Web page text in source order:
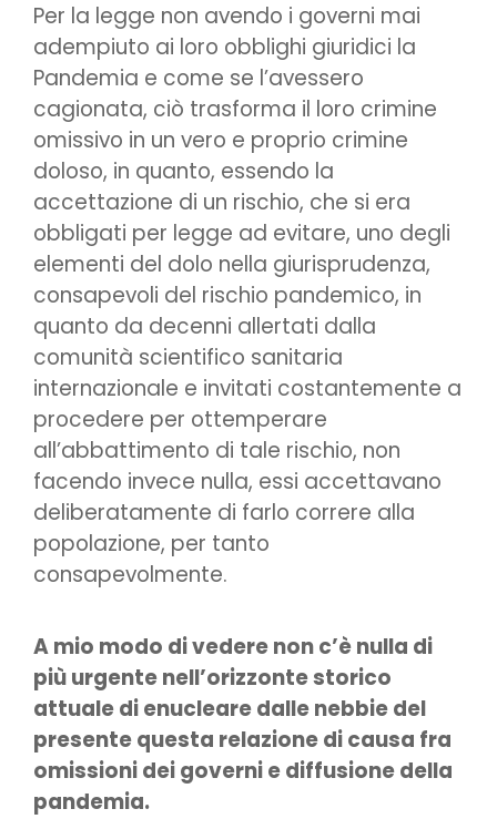
Per la legge non avendo i governi mai
adempiuto ai loro obblighi giuridici la
Pandemia e come se l’avessero
cagionata, ciò trasforma il loro crimine
omissivo in un vero e proprio crimine
doloso, in quanto, essendo la
accettazione di un rischio, che si era
obbligati per legge ad evitare, uno degli
elementi del dolo nella giurisprudenza,
consapevoli del rischio pandemico, in
quanto da decenni allertati dalla
comunità scientifico sanitaria
internazionale e invitati costantemente a
procedere per ottemperare
all’abbattimento di tale rischio, non
facendo invece nulla, essi accettavano
deliberatamente di farlo correre alla
popolazione, per tanto
consapevolmente.
A mio modo di vedere non c’è nulla di
più urgente nell’orizzonte storico
attuale di enucleare dalle nebbie del
presente questa relazione di causa fra
omissioni dei governi e diffusione della
pandemia.